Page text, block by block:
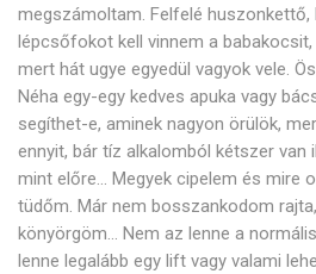
megszámoltam. Felfelé
lépcsőfokot kell vinnem a babakocsit,
mert hát ugye egyedül vagyok vele.
Néha egy-egy kedves apuka vagy
segíthet-e, aminek nagyon örülök,
ennyit, bár tíz alkalomból kétszer van
mint előre… Megyek cipelem és mire
tüdőm. Már nem bosszankodom
könyörgöm… Nem az lenne a
lenne legalább egy lift vagy valami